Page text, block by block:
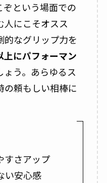
という場面での
人にこそオスス
的なグリップ力を
上にパフォーマン
ょう。あらゆるス
の頼もしい相棒に
すさアップ
い安心感